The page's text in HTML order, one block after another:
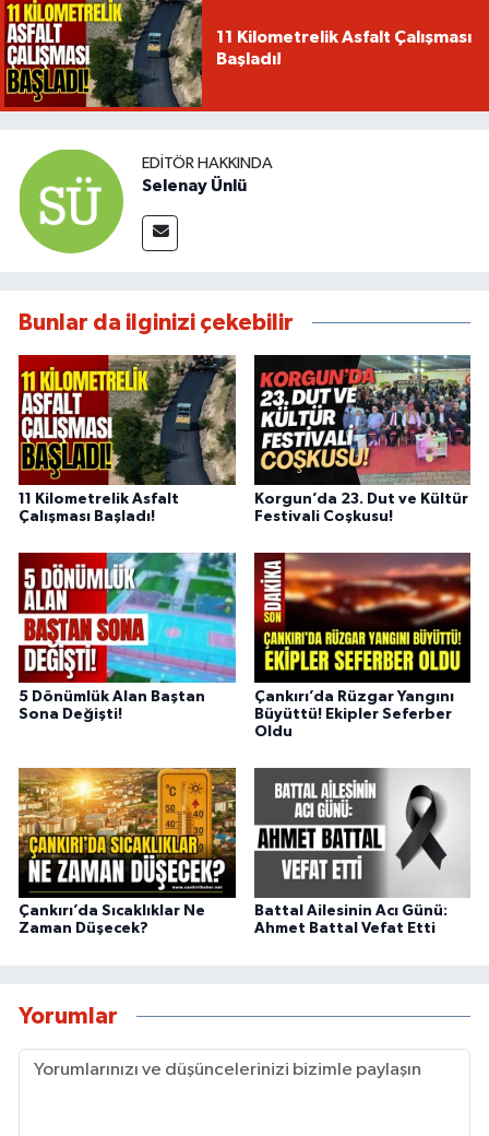
11 Kilometrelik Asfalt Çalışması
Başladı!
EDITÖR HAKKINDA
Selenay Ünlü
Bunlar da ilginizi çekebilir
11 Kilometrelik Asfalt
Çalışması Başladı!
Korgun’da 23. Dut ve Kültür
Festivali Coşkusu!
5 Dönümlük Alan Baştan
Sona Değişti!
Çankırı’da Rüzgar Yangını
Büyüttü! Ekipler Seferber
Oldu
Çankırı’da Sıcaklıklar Ne
Zaman Düşecek?
Battal Ailesinin Acı Günü:
Ahmet Battal Vefat Etti
Yorumlar